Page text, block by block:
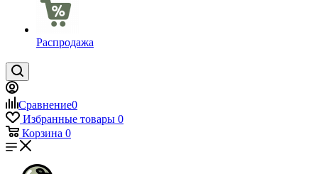
Распродажа
Сравнение0
Избранные товары 0
Корзина 0